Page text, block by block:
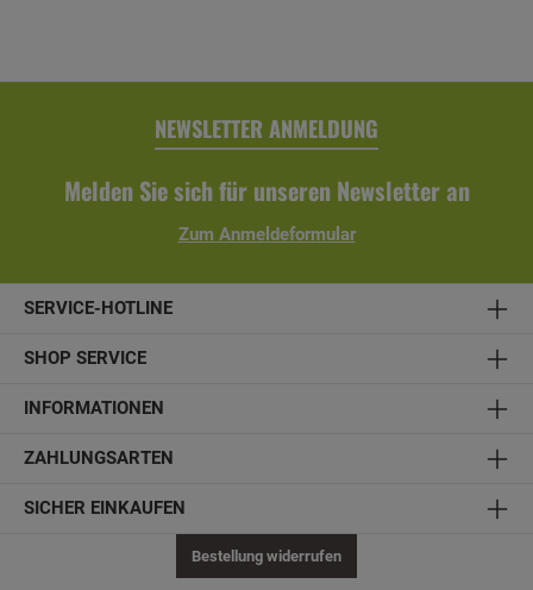
NEWSLETTER ANMELDUNG
Melden Sie sich für unseren Newsletter an
Zum Anmeldeformular
SERVICE-HOTLINE
SHOP SERVICE
INFORMATIONEN
ZAHLUNGSARTEN
SICHER EINKAUFEN
Bestellung widerrufen